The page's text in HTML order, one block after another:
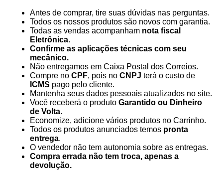
Antes de comprar, tire suas dúvidas nas perguntas.
Todos os nossos produtos são novos com garantia.
Todas as vendas acompanham nota fiscal
Eletrônica.
Confirme as aplicações técnicas com seu
mecânico.
Não entregamos em Caixa Postal dos Correios.
Compre no CPF, pois no CNPJ terá o custo de
ICMS pago pelo cliente.
Mantenha seus dados pessoais atualizados no site.
Você receberá o produto Garantido ou Dinheiro
de Volta.
Economize, adicione vários produtos no Carrinho.
Todos os produtos anunciados temos pronta
entrega.
O vendedor não tem autonomia sobre as entregas.
Compra errada não tem troca, apenas a
devolução.